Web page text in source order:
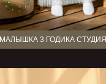
МАЛЫШКА 3 ГОДИКА СТУДИЯ